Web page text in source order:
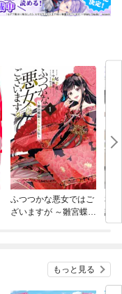
ふつつかな悪女ではご
ざいますが ～雛宮蝶鼠
私
課-
を
もっと見る